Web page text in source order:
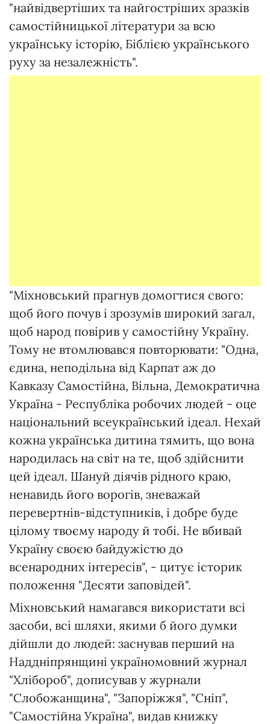
"найвідвертіших та найгостріших зразків
самостійницької літератури за всю
українську історію, Біблією українського
руху за незалежність".
"Міхновський прагнув домогтися свого:
щоб його почув і зрозумів широкий загал,
щоб народ повірив у самостійну Україну.
Тому не втомлювався повторювати: "Одна,
єдина, неподільна від Карпат аж до
Кавказу Самостійна, Вільна, Демократична
Україна - Республіка робочих людей - оце
національний всеукраїнський ідеал. Нехай
кожна українська дитина тямить, що вона
народилась на світ на те, щоб здійснити
цей ідеал. Шануй діячів рідного краю,
ненавидь його ворогів, зневажай
перевертнів-відступників, і добре буде
цілому твоєму народу й тобі. Не вбивай
Україну своєю байдужістю до
всенародних інтересів", - цитує історик
положення "Десяти заповідей".
Міхновський намагався використати всі
засоби, всі шляхи, якими б його думки
дійшли до людей: заснував перший на
Наддніпрянщині україномовний журнал
"Хлібороб", дописував у журнали
"Слобожанщина", "Запоріжжя", "Сніп",
"Самостійна Україна", видав книжку